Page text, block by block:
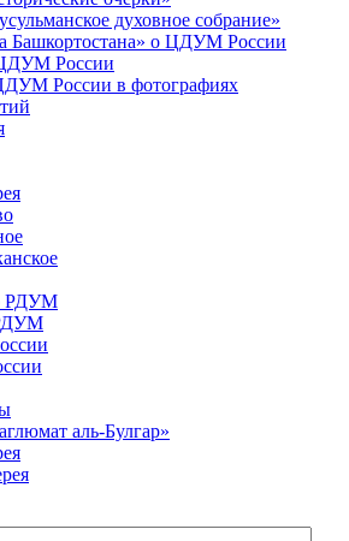
духовное собрание»
Башкортостана» о ЦДУМ России
России
России в фотографиях
РДУМ
аль-Булгар»